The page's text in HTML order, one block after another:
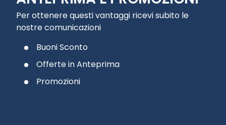
Per ottenere questi vantaggi ricevi subito le
nostre comunicazioni
Buoni Sconto
Offerte in Anteprima
Promozioni